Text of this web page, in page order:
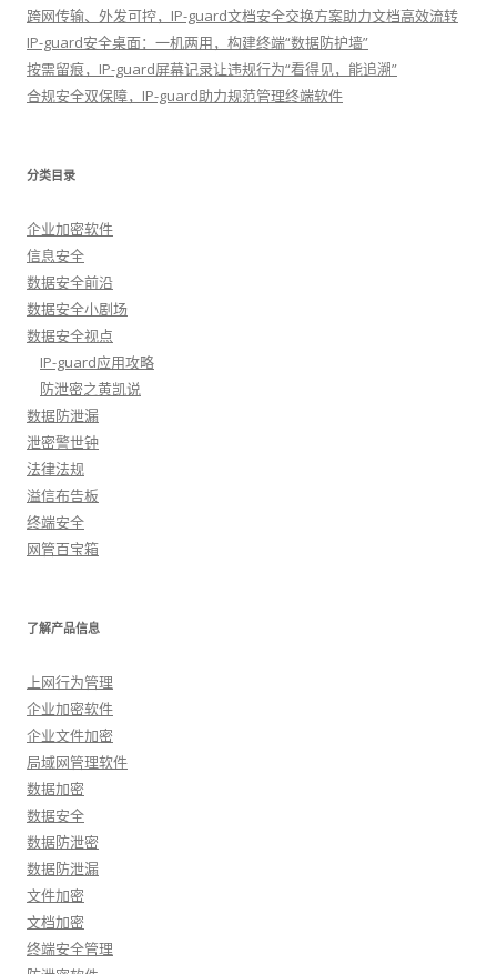
跨网传输、外发可控，IP-guard文档安全交换方案助力文档高效流转
IP-guard安全桌面：一机两用，构建终端“数据防护墙”
按需留痕，IP-guard屏幕记录让违规行为“看得见，能追溯”
合规安全双保障，IP-guard助力规范管理终端软件
分类目录
企业加密软件
信息安全
数据安全前沿
数据安全小剧场
数据安全视点
IP-guard应用攻略
防泄密之黄凯说
数据防泄漏
泄密警世钟
法律法规
溢信布告板
终端安全
网管百宝箱
了解产品信息
上网行为管理
企业加密软件
企业文件加密
局域网管理软件
数据加密
数据安全
数据防泄密
数据防泄漏
文件加密
文档加密
终端安全管理